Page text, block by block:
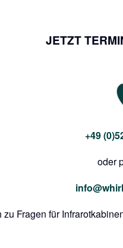
JETZT
+49
oder
Fragen für